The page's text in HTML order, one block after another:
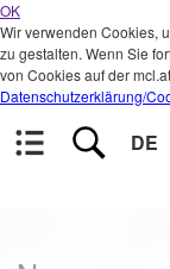
OK
Wir verwenden Cookies,
zu gestalten. Wenn Sie
von Cookies auf der
Datenschutzerklärung/
DE